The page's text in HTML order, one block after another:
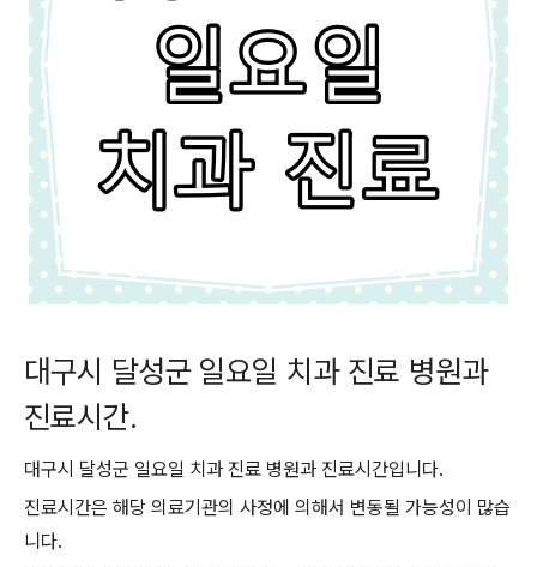
대구시 달성군 일요일 치과 진료 병원과
진료시간.
대구시 달성군 일요일 치과 진료 병원과 진료시간입니다.
진료시간은 해당 의료기관의 사정에 의해서 변동될 가능성이 많습
니다.